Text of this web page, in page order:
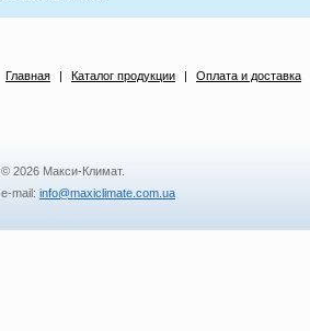
Главная | Каталог продукции | Оплата и доставка
© 2026 Макси-Климат.
e-mail: info@maxiclimate.com.ua